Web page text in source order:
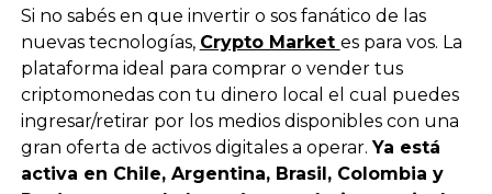
Si no sabés en que invertir o sos fanático de las
nuevas tecnologías, Crypto Market es para vos. La
plataforma ideal para comprar o vender tus
criptomonedas con tu dinero local el cual puedes
ingresar/retirar por los medios disponibles con una
gran oferta de activos digitales a operar.Ya está
activa en Chile, Argentina, Brasil, Colombia y